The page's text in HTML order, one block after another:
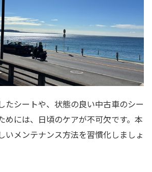
たシートや、状態の良い中古車のシー
めには、日頃のケアが不可欠です。本
いメンテナンス方法を習慣化しましょ